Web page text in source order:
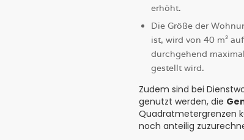
erhöht.
Die Größe der
ist, wird von 40 m²
durchgehend
gestellt wird.
Zudem sind bei
genutzt werden, die
Quadratmetergrenzen
noch anteilig